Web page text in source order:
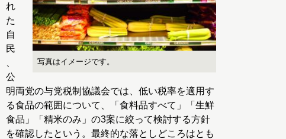
写真はイメージです。
れ
た
自
民
公
明両党の与党税制協議会では、低い税率を適用す
る食品の範囲について、「食料品すべて」「生鮮
食品」「精米のみ」の3案に絞って検討する方針
を確認したという。最終的な落としどころはとも